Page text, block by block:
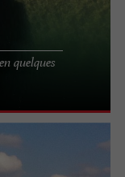
quelques